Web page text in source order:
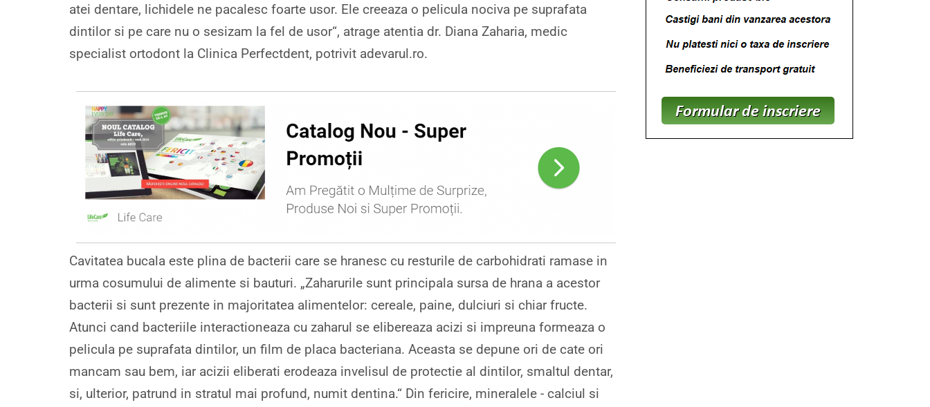
atei dentare, lichidele ne pacalesc foarte usor. Ele creeaza o pelicula nociva pe suprafata
dintilor si pe care nu o sesizam la fel de usor“, atrage atentia dr. Diana Zaharia, medic
specialist ortodont la Clinica Perfectdent, potrivit adevarul.ro.
Cavitatea bucala este plina de bacterii care se hranesc cu resturile de carbohidrati ramase in
urma cosumului de alimente si bauturi. „Zaharurile sunt principala sursa de hrana a acestor
bacterii si sunt prezente in majoritatea alimentelor: cereale, paine, dulciuri si chiar fructe.
Atunci cand bacteriile interactioneaza cu zaharul se elibereaza acizi si impreuna formeaza o
pelicula pe suprafata dintilor, un film de placa bacteriana. Aceasta se depune ori de cate ori
mancam sau bem, iar acizii eliberati erodeaza invelisul de protectie al dintilor, smaltul dentar,
si, ulterior, patrund in stratul mai profund, numit dentina.“ Din fericire, mineralele - calciul si